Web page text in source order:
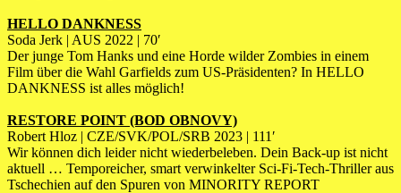
HELLO DANKNESS
Soda Jerk | AUS 2022 | 70′
Der junge Tom Hanks und eine Horde wilder Zombies in einem
Film über die Wahl Garfields zum US-Präsidenten? In HELLO
DANKNESS ist alles möglich!
RESTORE POINT (BOD OBNOVY)
Robert Hloz | CZE/SVK/POL/SRB 2023 | 111′
Wir können dich leider nicht wiederbeleben. Dein Back-up ist nicht
aktuell … Temporeicher, smart verwinkelter Sci-Fi-Tech-Thriller aus
Tschechien auf den Spuren von MINORITY REPORT